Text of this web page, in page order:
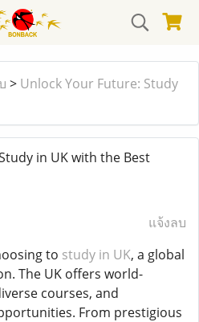
> Unlock Your Future: Study
in UK with the Best
แจ้งลบ
to study in UK, a global
The UK offers world-
courses, and
From prestigious